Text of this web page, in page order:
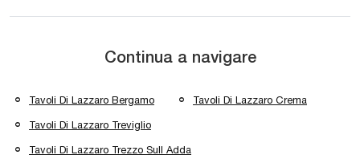
Continua a navigare
Tavoli Di Lazzaro Bergamo Tavoli Di Lazzaro Crema
Tavoli Di Lazzaro Treviglio
Tavoli Di Lazzaro Trezzo Sull Adda